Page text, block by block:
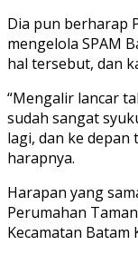
Dia pun berharap
mengelola SPAM
hal tersebut, dan
“Mengalir lancar
sudah sangat
lagi, dan ke depan
harapnya.
Harapan yang
Perumahan
Kecamatan Batam